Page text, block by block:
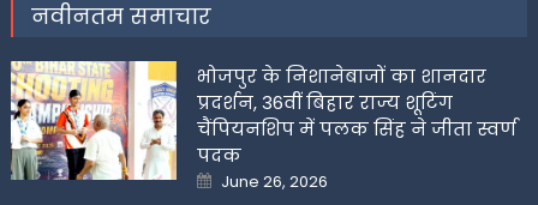
नवीनतम समाचार
भोजपुर के निशानेबाजों का शानदार
प्रदर्शन, 36वीं बिहार राज्य शूटिंग
चैंपियनशिप में पलक सिंह ने जीता स्वर्ण
पदक
Posted
on
June 26, 2026